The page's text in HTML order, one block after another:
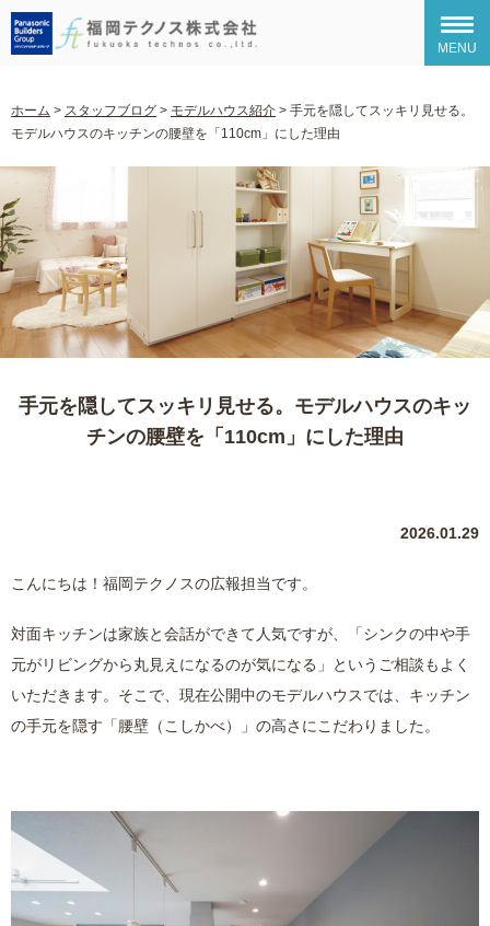
MENU
ホーム > スタッフブログ > モデルハウス紹介 > 手元を隠してスッキリ見せる。
モデルハウスのキッチンの腰壁を「110cm」にした理由
手元を隠してスッキリ見せる。モデルハウスのキッ
チンの腰壁を「110cm」にした理由
2026.01.29
こんにちは！福岡テクノスの広報担当です。
対面キッチンは家族と会話ができて人気ですが、「シンクの中や手
元がリビングから丸見えになるのが気になる」というご相談もよく
いただきます。そこで、現在公開中のモデルハウスでは、キッチン
の手元を隠す「腰壁（こしかべ）」の高さにこだわりました。